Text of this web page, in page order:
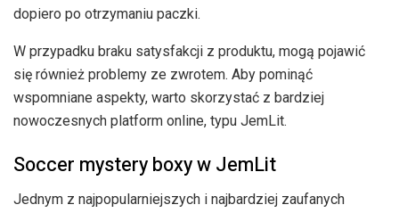
dopiero po otrzymaniu paczki.
W przypadku braku satysfakcji z produktu, mogą pojawić
się również problemy ze zwrotem. Aby pominąć
wspomniane aspekty, warto skorzystać z bardziej
nowoczesnych platform online, typu JemLit.
Soccer mystery boxy w JemLit
Jednym z najpopularniejszych i najbardziej zaufanych